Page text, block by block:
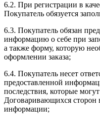
6.2. При регистрации в
Покупатель обязуется
6.3. Покупатель обязан
информацию о себе при
а также форму, которую
оформлении заказа;
6.4. Покупатель несет
предоставленной
последствия, которые
Договаривающихся сторон
информации;